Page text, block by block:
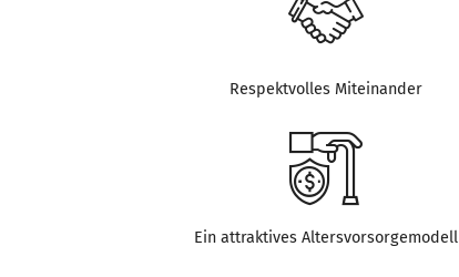
Respektvolles Miteinander
Ein attraktives Altersvorsorgemodell